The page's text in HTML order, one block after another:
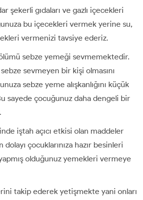
şekerli gıdaları ve gazlı içecekleri
bu içecekleri vermek yerine su,
vermenizi tavsiye ederiz.
sebze yemeği sevmemektedir.
sevmeyen bir kişi olmasını
sebze yeme alışkanlığını küçük
sayede çocuğunuz daha dengeli bir
iştah açıcı etkisi olan maddeler
çocuklarınıza hazır besinleri
olduğunuz yemekleri vermeye
takip ederek yetişmekte yani onları